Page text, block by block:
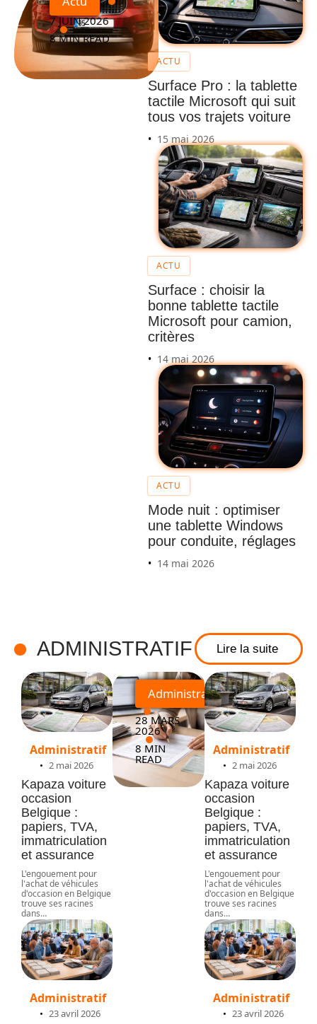
7 JUIN 2026
8 MIN READ
ACTU
Surface Pro : la tablette
tactile Microsoft qui suit
tous vos trajets voiture
15 mai 2026
ACTU
Surface : choisir la
bonne tablette tactile
Microsoft pour camion,
critères
14 mai 2026
ACTU
Mode nuit : optimiser
une tablette Windows
pour conduite, réglages
14 mai 2026
ADMINISTRATIF Lire la suite
Administratif
2 mai 2026
Kapaza voiture
occasion
Belgique :
papiers, TVA,
immatriculation
et assurance
L'engouement pour
l'achat de véhicules
d'occasion en Belgique
trouve ses racines
dans…
Administratif
23 avril 2026
Formul
aire de
change
ment
d’adres
se de
carte
remplir
Administratif
28 MARS
2026
8 MIN
READ
Administratif
2 mai 2026
Kapaza voiture
occasion
Belgique :
papiers, TVA,
immatriculation
et assurance
L'engouement pour
l'achat de véhicules
d'occasion en Belgique
trouve ses racines
dans…
Administratif
23 avril 2026